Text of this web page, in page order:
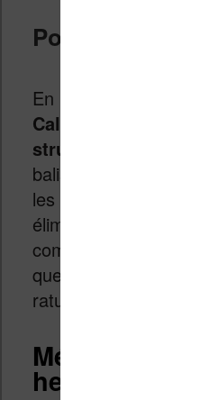
Pourquoi ça
En passant par un
Calibre reconstruit
structure du fichier
balisage, les mises en
les métadonnées
éliminées au passage.
comme réécrire un
que de tenter de
raturé.
Méthode 2 : le
heuristique